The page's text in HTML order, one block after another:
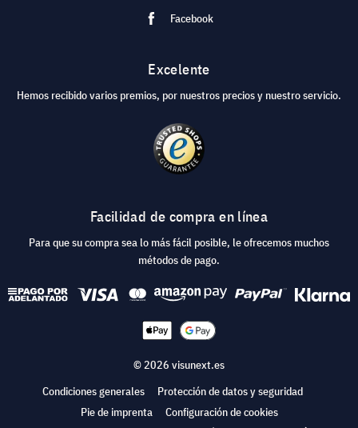
Facebook
Excelente
Hemos recibido varios premios, por nuestros precios y nuestro servicio.
Facilidad de compra en línea
Para que su compra sea lo más fácil posible, le ofrecemos muchos
métodos de pago.
© 2026 visunext.es
Condiciones generales
Protección de datos y seguridad
Pie de imprenta
Configuración de cookies